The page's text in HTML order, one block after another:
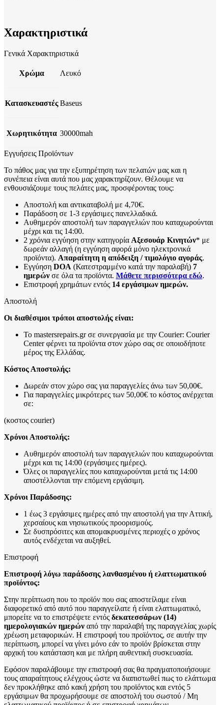
Χαρακτηριστικά
Γενικά Χαρακτηριστικά
Χρώμα Λευκό
ΚατασκευαστέςBaseus
Χωρητικότητα 30000mah
Εγγυήσεις Προϊόντων
Το πάθος μας για την εξυπηρέτηση των πελατών μας και η
συνέπεια είναι αυτά που μας χαρακτηρίζουν. Θέλουμε να
ενθουσιάζουμε τους πελάτες μας, προσφέροντας τους:
Αποστολή και αντικαταβολή με 4,70€.
Παράδοση σε 1-3 εργάσιμες πανελλαδικά.
Αυθημερόν αποστολή των παραγγελιών που καταχωρούνται
μέχρι και τις 14:00.
2 χρόνια εγγύηση στην κατηγορία Αξεσουάρ Κινητών* με
δωρεάν αλλαγή (η εγγύηση αφορά μόνο ηλεκτρονικά
προϊόντα). Απαραίτητη η απόδειξη / τιμολόγιο αγοράς.
Εγγύηση DOA (Κατεστραμμένο κατά την παραλαβή) 7
ημερών σε όλα τα προϊόντα. Μάθετε περισσότερα εδώ.
Επιστροφή χρημάτων εντός 14 εργάσιμων ημερών.
Αποστολή
Οι διαθέσιμοι τρόποι αποστολής είναι:
Το mastersrepairs.gr σε συνεργασία με την Courier: Courier
Center φέρνει τα προϊόντα στον χώρο σας σε οποιοδήποτε
μέρος της Ελλάδας.
Κόστος Αποστολής:
Δωρεάν στον χώρο σας για παραγγελίες άνω των 50,00€.
Για παραγγελίες μικρότερες των 50,00€ το κόστος ανέρχεται
σε:
(κοστος courier)
Χρόνοι Αποστολής:
Αυθημερόν αποστολή των παραγγελιών που καταχωρούνται
μέχρι και τις 14:00 (εργάσιμες ημέρες).
Όλες οι παραγγελίες που καταχωρούνται μετά τις 14:00
αποστέλλονται την επόμενη εργάσιμη.
Χρόνοι Παράδοσης:
1 έως 3 εργάσιμες ημέρες από την αποστολή για την Αττική,
χερσαίους και νησιωτικούς προορισμούς.
Σε δυσπρόσιτες και απομακρυσμένες περιοχές ο χρόνος
αυτός ενδέχεται να αυξηθεί.
Επιστροφή
Επιστροφή λόγω παράδοσης λανθασμένου ή ελαττωματικού
προϊόντος:
Στην περίπτωση που το προϊόν που σας αποστείλαμε είναι
διαφορετικό από αυτό που παραγγείλατε ή είναι ελαττωματικό,
μπορείτε να το επιστρέψετε εντός δεκατεσσάρων (14)
ημερολογιακών ημερών από την παραλαβή της παραγγελίας χωρίς
χρέωση μεταφορικών. Η επιστροφή του προϊόντος, σε αυτήν την
περίπτωση, μπορεί να γίνει μόνο εάν το προϊόν βρίσκεται στην
αρχική του κατάσταση και με πλήρη αυθεντική συσκευασία.
Εφόσον παραλάβουμε την επιστροφή σας θα πραγματοποιήσουμε
τους απαραίτητους ελέγχους ώστε να διαπιστωθεί πως το ελάττωμα
δεν προκλήθηκε από κακή χρήση του προϊόντος και εντός 5
εργάσιμων θα προχωρήσουμε σε αποστολή του σωστού / Μη